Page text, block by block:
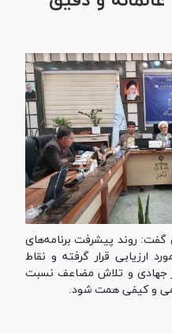
روند پیشرفت برنامه‌های
ارزیابی قرار گرفته و نقاط
جهادی و تلاش مضاعف نسبت
و کیفی همت شود.